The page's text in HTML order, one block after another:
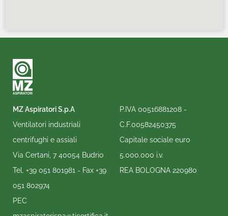
MZ Aspiratori S.p.A
Ventilatori industriali
centrifughi e assiali
Via Certani, 7 40054 Budrio
Tel. +39 051 801981 - Fax +39
051 802974
PEC
P.IVA 00516881208 -
C.F.00582450375
Capitale sociale euro
5.000.000 i.v.
REA BOLOGNA 220980